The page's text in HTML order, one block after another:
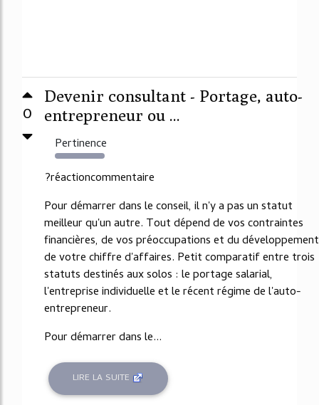
0
Devenir consultant - Portage, auto-
entrepreneur ou ...
Pertinence
7927%
?réactioncommentaire
Pour démarrer dans le conseil, il n'y a pas un statut
meilleur qu'un autre. Tout dépend de vos contraintes
financières, de vos préoccupations et du développement
de votre chiffre d'affaires. Petit comparatif entre trois
statuts destinés aux solos : le portage salarial,
l'entreprise individuelle et le récent régime de l'auto-
entrepreneur.
Pour démarrer dans le...
LIRE LA SUITE